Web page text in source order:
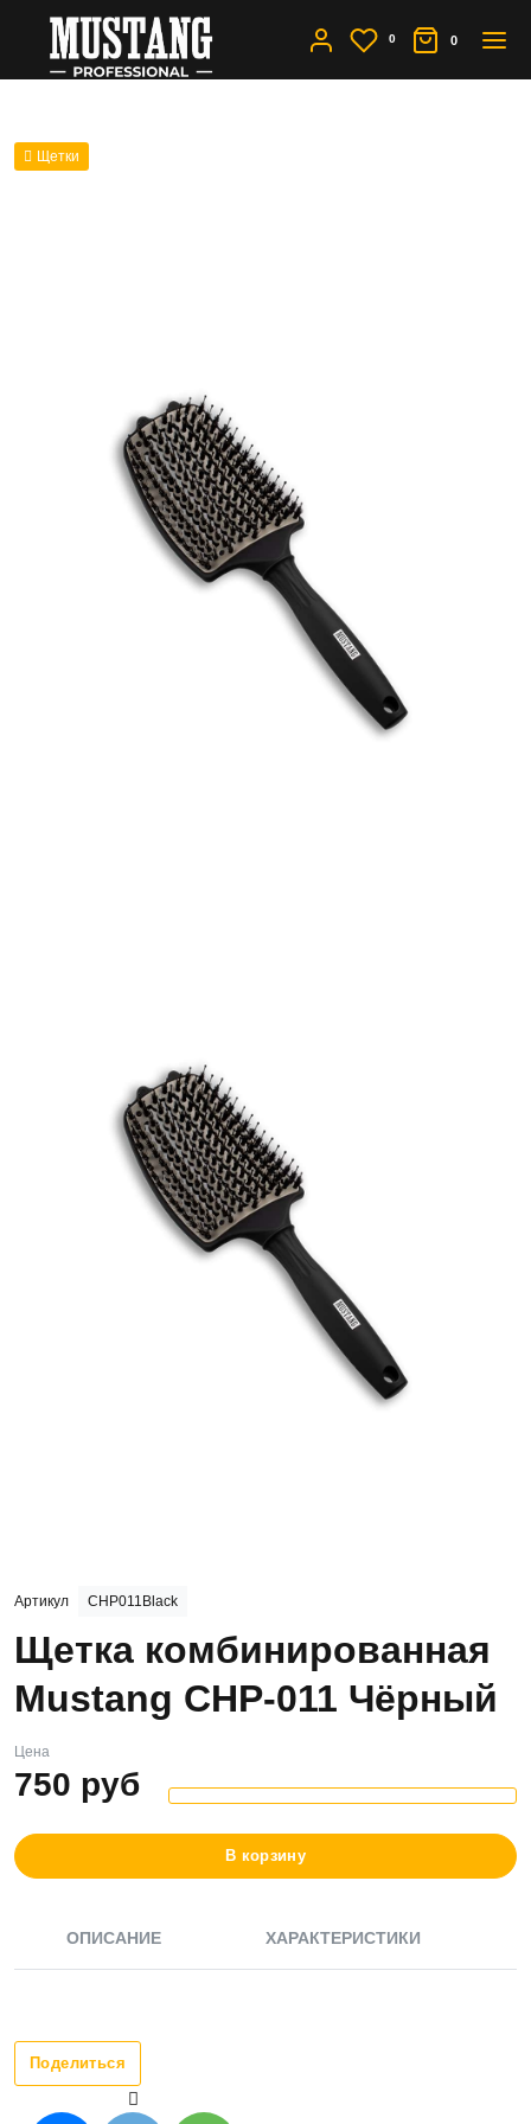
0 0
Щетки
Артикул CHP011Black
Щетка комбинированная
Mustang CHP-011 Чёрный
Цена
750 руб
В корзину
ОПИСАНИЕ ХАРАКТЕРИСТИКИ
Поделиться